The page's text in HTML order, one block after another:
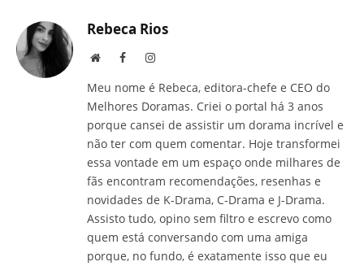
Rebeca Rios
Site FacebookInstagram
Meu nome é Rebeca, editora-chefe e CEO do
Melhores Doramas. Criei o portal há 3 anos
porque cansei de assistir um dorama incrível e
não ter com quem comentar. Hoje transformei
essa vontade em um espaço onde milhares de
fãs encontram recomendações, resenhas e
novidades de K-Drama, C-Drama e J-Drama.
Assisto tudo, opino sem filtro e escrevo como
quem está conversando com uma amiga
porque, no fundo, é exatamente isso que eu